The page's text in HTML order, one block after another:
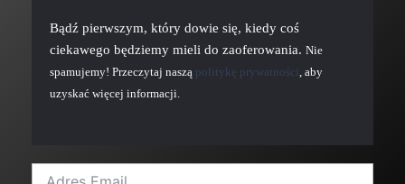
Bądź pierwszym, który dowie się, kiedy coś
ciekawego będziemy mieli do zaoferowania. Nie
spamujemy! Przeczytaj naszą politykę prywatności , aby
uzyskać więcej informacji.